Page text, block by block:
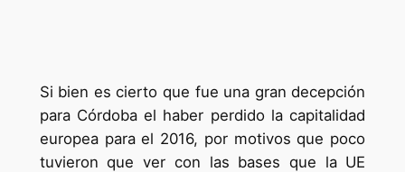
Si bien es cierto que fue una gran decepción
para Córdoba el haber perdido la capitalidad
europea para el 2016, por motivos que poco
tuvieron que ver con las bases que la UE